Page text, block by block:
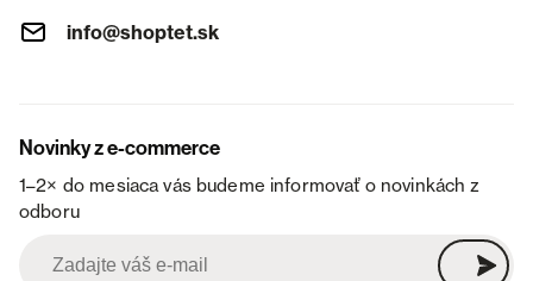
info@shoptet.sk
Novinky z e-commerce
1–2× do mesiaca vás budeme informovať o novinkách z
odboru